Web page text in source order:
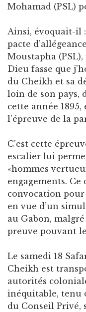
Mohamad (PSL)
Ainsi, évoquait-il
pacte
Moustapha
Dieu fasse que
du Cheikh et sa
loin de son pays,
cette année
l’épreuve de la
C’est cette
escalier lui
«hommes
engagements.
convocation
en vue d’un
au Gabon,
preuve pouvant
Le samedi 18
Cheikh est
autorités
inéquitable, tenu
du Conseil Privé,